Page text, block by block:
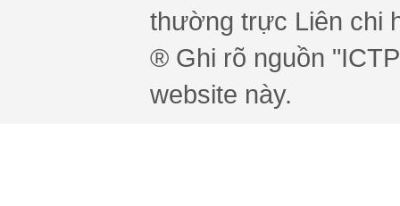
thường trực Liên chi
® Ghi rõ nguồn
website này.